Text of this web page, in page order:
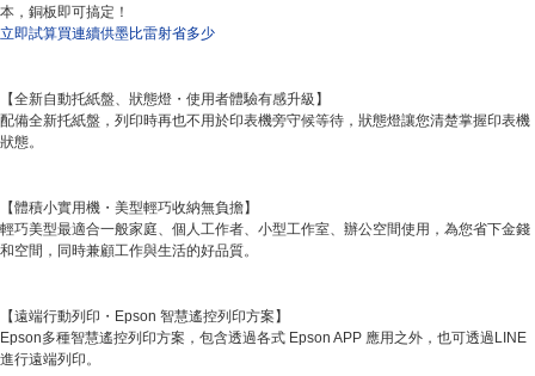
本，銅板即可搞定！
立即試算買連續供墨比雷射省多少
【全新自動托紙盤、狀態燈・使用者體驗有感升級】
配備全新托紙盤，列印時再也不用於印表機旁守候等待，狀態燈讓您清楚掌握印表機
狀態。
【體積小實用機・美型輕巧收納無負擔】
輕巧美型最適合一般家庭、個人工作者、小型工作室、辦公空間使用，為您省下金錢
和空間，同時兼顧工作與生活的好品質。
【遠端行動列印・Epson 智慧遙控列印方案】
Epson多種智慧遙控列印方案，包含透過各式 Epson APP 應用之外，也可透過LINE
進行遠端列印。